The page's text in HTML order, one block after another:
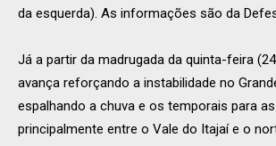
da esquerda). As informações são da
Já a partir da madrugada da quinta-feira
avança reforçando a instabilidade no
espalhando a chuva e os temporais para
principalmente entre o Vale do Itajaí e o